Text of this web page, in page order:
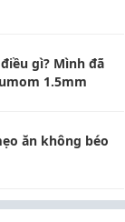
gì? Mình đã
1.5mm
ăn không béo